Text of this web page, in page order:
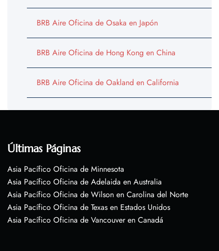
BRB Aire Oficina de Osaka en Japón
BRB Aire Oficina de Hong Kong en China
BRB Aire Oficina de Oakland en California
Últimas Páginas
Asia Pacífico Oficina de Minnesota
Asia Pacífico Oficina de Adelaida en Australia
Asia Pacífico Oficina de Wilson en Carolina del Norte
Asia Pacífico Oficina de Texas en Estados Unidos
Asia Pacífico Oficina de Vancouver en Canadá